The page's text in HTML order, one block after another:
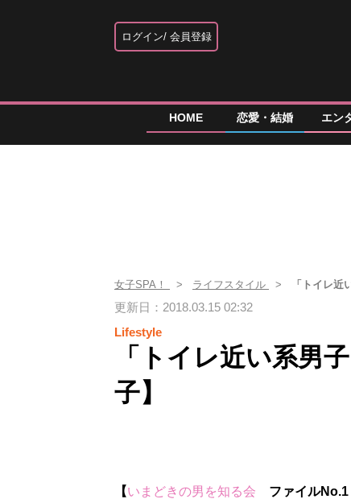
ログイン 会員登録
HOME 恋愛・結婚 エン
女子SPA！ ライフスタイル 「トイレ近
更新日：2018.03.15 02:32
Lifestyle
「トイレ近い系男
子】
【いまどきの男を知る会 ファイルNo.1